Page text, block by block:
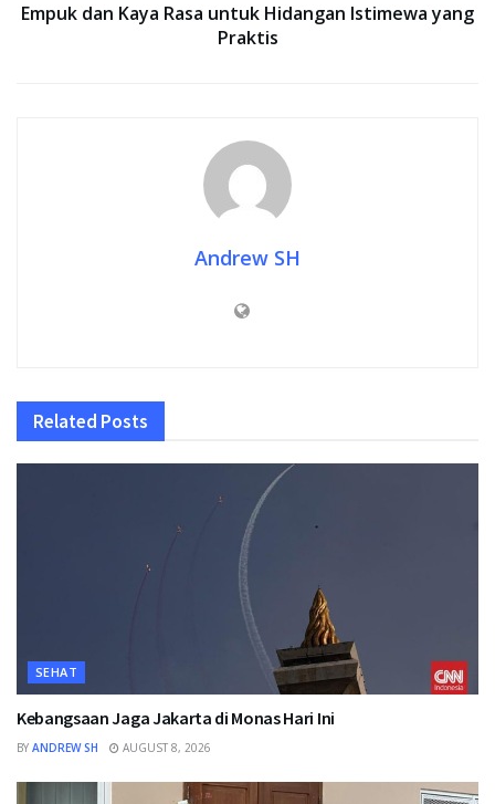
Empuk dan Kaya Rasa untuk Hidangan Istimewa yang
Praktis
Andrew SH
Related Posts
SEHAT
Kebangsaan Jaga Jakarta di Monas Hari Ini
BY ANDREW SH AUGUST 8, 2026